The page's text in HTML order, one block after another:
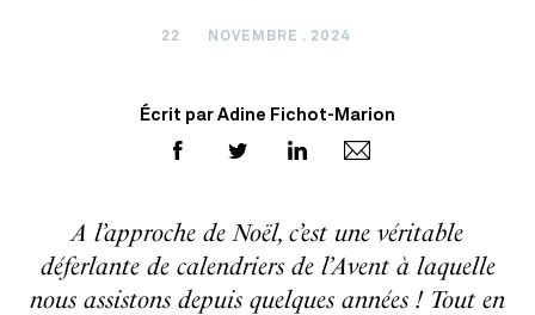
22 NOVEMBRE . 2024
Écrit par Adine Fichot-Marion
A l’approche de Noël, c’est une véritable
déferlante de calendriers de l’Avent à laquelle
nous assistons depuis quelques années ! Tout en